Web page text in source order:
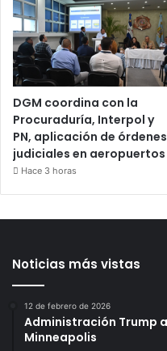
DGM coordina con la
Procuraduría, Interpol y
PN, aplicación de órdenes
judiciales en aeropuertos
Hace 3 horas
Noticias más vistas
12 de febrero de 2026
Administración Trump
Minneapolis